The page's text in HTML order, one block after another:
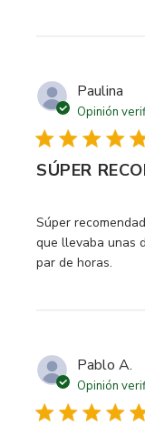
Paulina
Opinión
SÚPER
Súper
que llevaba unas
par de horas.
read more
Pablo A.
Opinión